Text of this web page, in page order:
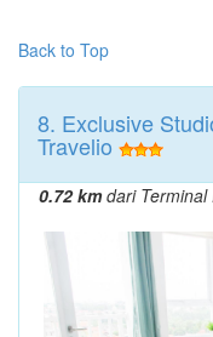
Back to Top
8. Exclusive
Travelio
0.72 kmdari Terminal